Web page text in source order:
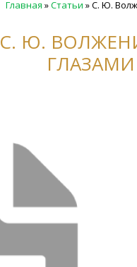
Главная »Статьи »С. Ю.
С. Ю.